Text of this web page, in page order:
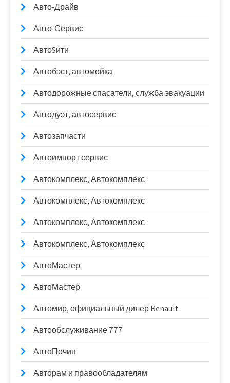
Авто-Драйв
Авто-Сервис
АвтоSити
Автобэст, автомойка
Автодорожные спасатели, служба эвакуации
Автодуэт, автосервис
Автозапчасти
Автоимпорт сервис
Автокомплекс, Автокомплекс
Автокомплекс, Автокомплекс
Автокомплекс, Автокомплекс
Автокомплекс, Автокомплекс
АвтоМастер
АвтоМастер
Автомир, официальный дилер Renault
Автообслуживание 777
АвтоПочин
Авторам и правообладателям